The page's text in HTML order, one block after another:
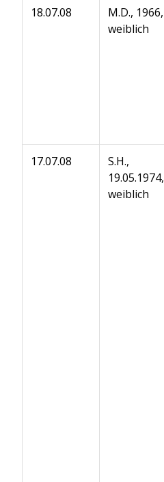
18.07.08
M.D., 1966,
weiblich
17.07.08
S.H.,
19.05.1974,
weiblich